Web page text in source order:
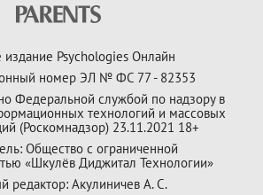
издание Psychologies Онлайн
номер ЭЛ № ФС 77 - 82353
Федеральной службой по надзору в
технологий и массовых
(Роскомнадзор) 23.11.2021 18+
Общество с ограниченной
«Шкулёв Диджитал Технологии»
редактор: Акулиничев А. С.